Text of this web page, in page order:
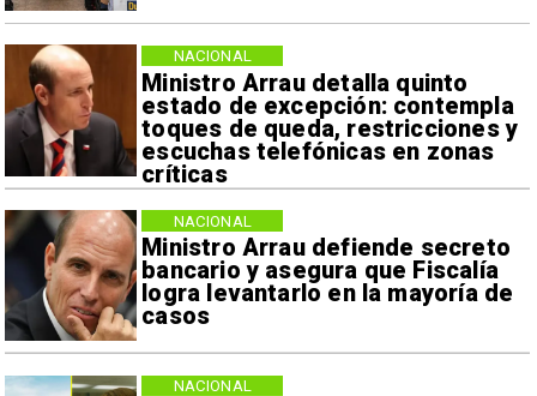
Ministro Arrau detalla quinto
estado de excepción: contempla
toques de queda, restricciones y
escuchas telefónicas en zonas
críticas
NACIONAL
Ministro Arrau defiende secreto
bancario y asegura que Fiscalía
logra levantarlo en la mayoría de
casos
NACIONAL
NACIONAL